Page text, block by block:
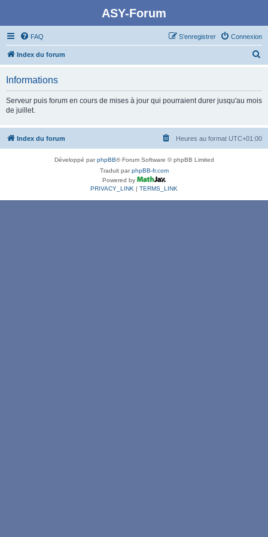
ASY-Forum
FAQ Connexion
S’enregistrer
Index du forum
c
Informations
Serveur puis forum en cours de mises à jour qui pourraient durer jusqu'au mois
de juillet.
Index du forum Heures au format UTC+01:00
Développé parphpBB® Forum Software © phpBB Limited
Traduit parphpBB-fr.com
Powered by
PRIVACY_LINK | TERMS_LINK